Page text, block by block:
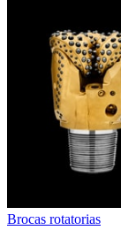
Brocas rotatorias